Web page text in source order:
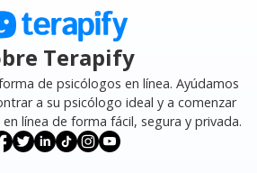
Terapify
de psicólogos en línea. Ayúdamos
a su psicólogo ideal y a comenzar
línea de forma fácil, segura y privada.